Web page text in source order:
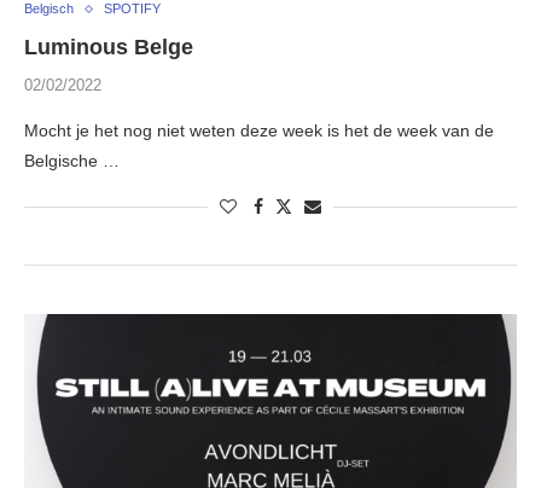
Belgisch SPOTIFY
Luminous Belge
02/02/2022
Mocht je het nog niet weten deze week is het de week van de
Belgische …